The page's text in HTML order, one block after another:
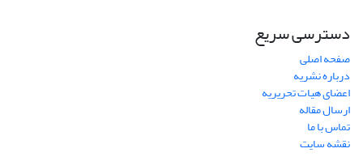
دسترسی سریع
صفحه اصلی
درباره نشریه
اعضای هیات تحریریه
ارسال مقاله
تماس با ما
نقشه سایت